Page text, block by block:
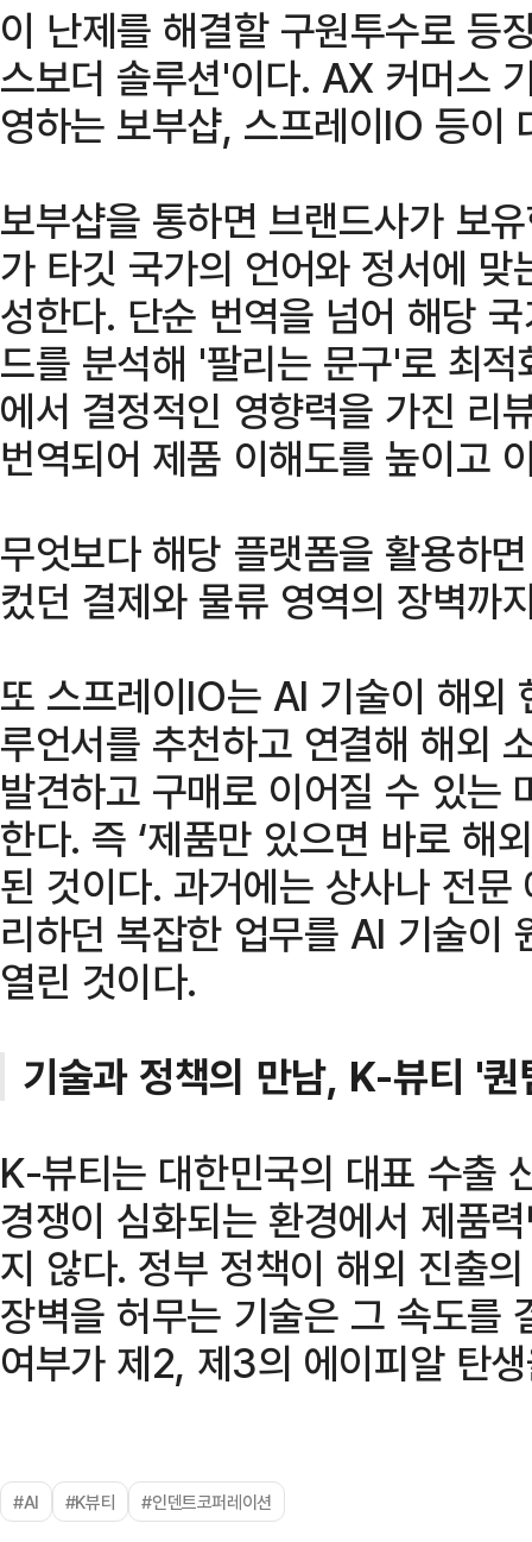
이 난제를 해결할 구원투수로 등
스보더 솔루션'이다. AX 커머스
영하는 보부샵, 스프레이IO 등이
보부샵을 통하면 브랜드사가 보
가 타깃 국가의 언어와 정서에
성한다. 단순 번역을 넘어 해당
드를 분석해 '팔리는 문구'로 최
에서 결정적인 영향력을 가진 리
번역되어 제품 이해도를 높이고
무엇보다 해당 플랫폼을 활용하
컸던 결제와 물류 영역의 장벽까
또 스프레이IO는 AI 기술이 해외
루언서를 추천하고 연결해 해외
발견하고 구매로 이어질 수 있는
한다. 즉 ‘제품만 있으면 바로 해
된 것이다. 과거에는 상사나 전
리하던 복잡한 업무를 AI 기술이
열린 것이다.
기술과 정책의 만남, K-뷰티 '
K-뷰티는 대한민국의 대표 수출
경쟁이 심화되는 환경에서 제품
지 않다. 정부 정책이 해외 진출
장벽을 허무는 기술은 그 속도를
여부가 제2, 제3의 에이피알 탄
#AI #K뷰티 #인덴트코퍼레이션